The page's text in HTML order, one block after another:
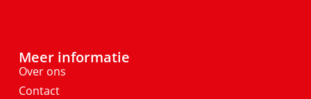
Meer informatie
Over ons
Contact